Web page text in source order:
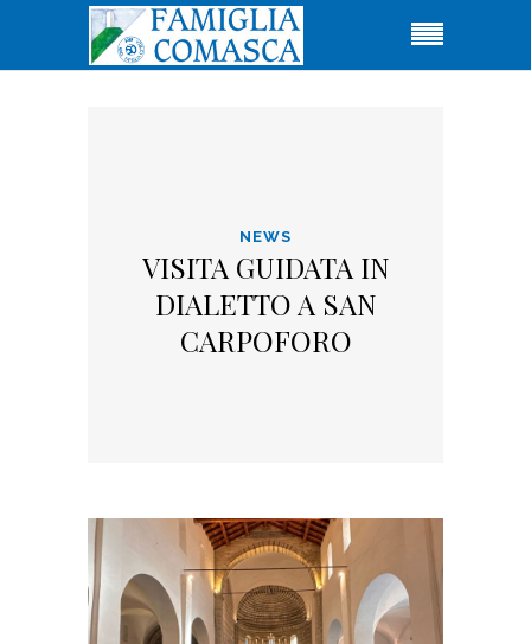
NEWS
VISITA GUIDATA IN
DIALETTO A SAN
CARPOFORO